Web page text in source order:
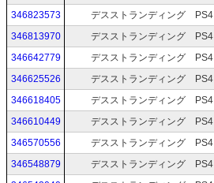
346823573
デスストランディング PS4
346813970
デスストランディング PS4
346642779
デスストランディング PS4
346625526
デスストランディング PS4
346618405
デスストランディング PS4
346610449
デスストランディング PS4
346570556
デスストランディング PS4
346548879
デスストランディング PS4